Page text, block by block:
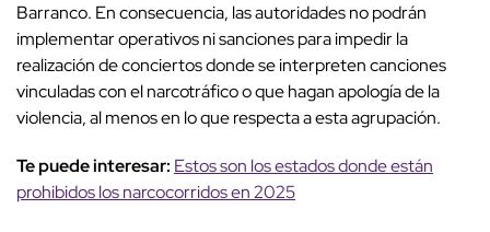
Barranco. En consecuencia, las autoridades no podrán
implementar operativos ni sanciones para impedir la
realización de conciertos donde se interpreten canciones
vinculadas con el narcotráfico o que hagan apología de la
violencia, al menos en lo que respecta a esta agrupación.
Te puede interesar: Estos son los estados donde están
prohibidos los narcocorridos en 2025